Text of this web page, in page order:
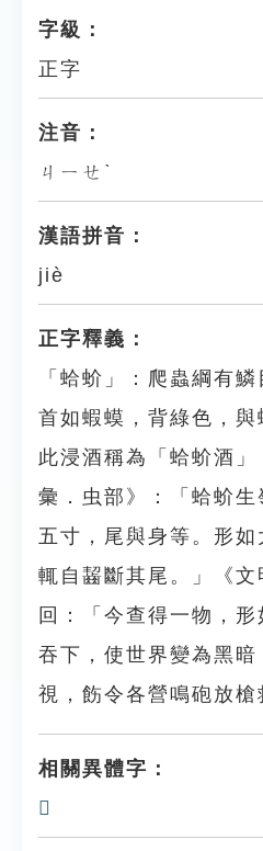
字級：
正字
注音：
ㄐㄧㄝˋ
漢語拼音：
jiè
正字釋義：
「蛤蚧」：爬蟲綱有
首如蝦蟆，背綠色，
此浸酒稱為「蛤蚧酒
彙．虫部》：「蛤蚧生
五寸，尾與身等。形如
輒自齧斷其尾。」《
回：「今查得一物，形
吞下，使世界變為黑
視，飭令各營鳴砲放槍
相關異體字：
𧎁